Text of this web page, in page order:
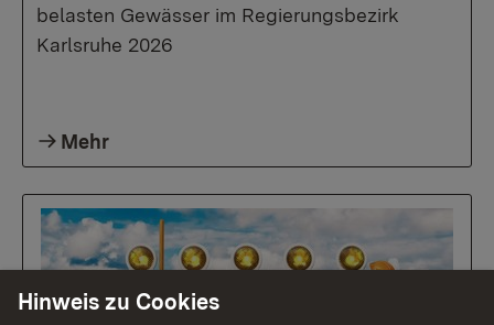
belasten Gewässer im Regierungsbezirk
Karlsruhe 2026
Mehr
Hinweis zu Cookies